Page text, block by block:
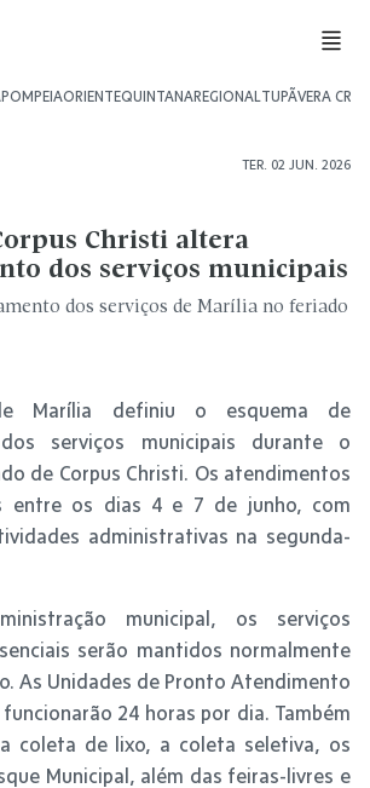
POMPEIAORIENTEQUINTANAREGIONALTUPÃVERA CRUZ
TER. 02 JUN. 2026
Christi altera
dos serviços municipais
dos serviços de Marília no feriado
Marília definiu o esquema de
serviços municipais durante o
de Corpus Christi. Os atendimentos
entre os dias 4 e 7 de junho, com
administrativas na segunda-
municipal, os serviços
serão mantidos normalmente
As Unidades de Pronto Atendimento
24 horas por dia. Também
coleta de lixo, a coleta seletiva, os
Municipal, além das feiras-livres e